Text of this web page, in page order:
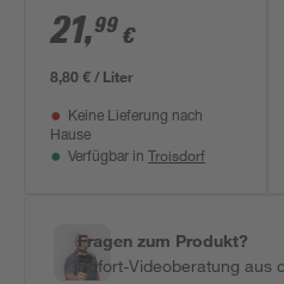
matt 2,5 l
21,99 €
8,80 € / Liter
Keine Lieferung nach
Hause
Verfügbar in Troisdorf
Fragen zum Produkt?
Sofort-Videoberatung aus